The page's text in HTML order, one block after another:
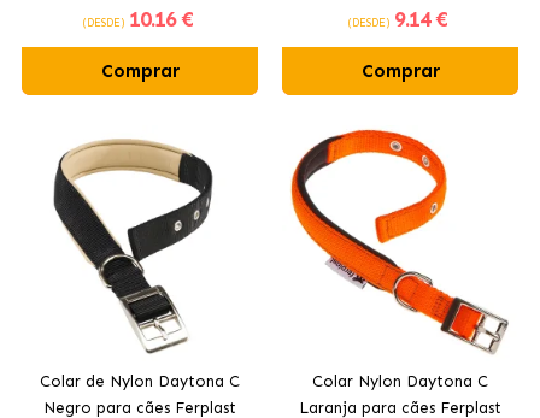
(DESDE) 10.16 €
Comprar
(DESDE) 9.14 €
Comprar
Colar de Nylon Daytona C
Negro para cães Ferplast
Colar Nylon Daytona C
Laranja para cães Ferplast